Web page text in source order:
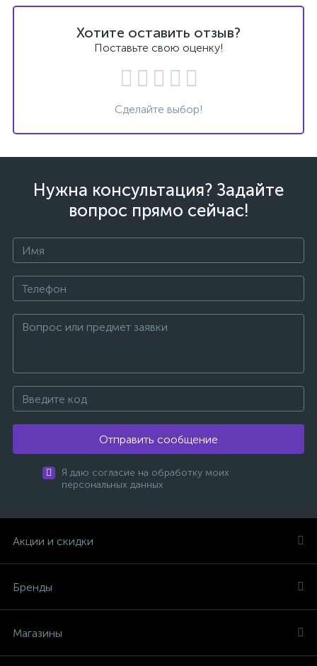
Хотите оставить отзыв?
Поставьте свою оценку!
Сделайте выбор!
Нужна консультация? Задайте
вопрос прямо сейчас!
Отправить сообщение
Я даю согласие на обработку моих
персональных данных
Акции и скидки
Бренды
Магазины